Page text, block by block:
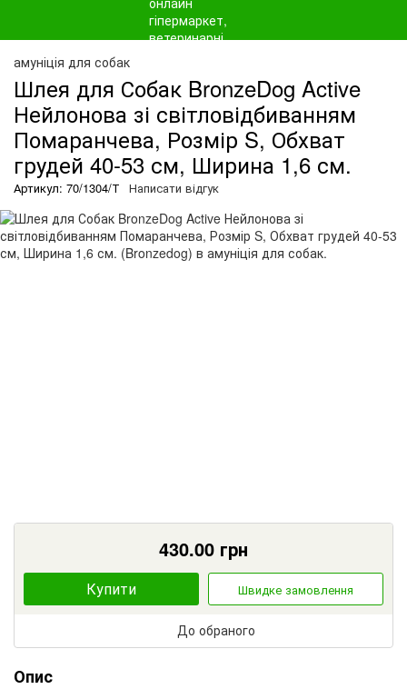
амуніція для собак
Шлея для Собак BronzeDog Active
Нейлонова зі світловідбиванням
Помаранчева, Розмір S, Обхват
грудей 40-53 см, Ширина 1,6 см.
Артикул: 70/1304/Т Написати відгук
430.00 грн
Купити Швидке замовлення
До обраного
Опис